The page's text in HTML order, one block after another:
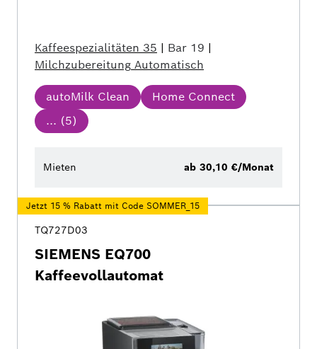
Kaffeespezialitäten 35 | Bar 19 |
Milchzubereitung Automatisch
autoMilk Clean
Home Connect
... (5)
Mieten ab 30,10 €/Monat
Jetzt 15 % Rabatt mit Code SOMMER_15
TQ727D03
SIEMENS EQ700
Kaffeevollautomat